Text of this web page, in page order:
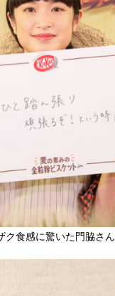
ク食感に驚いた門脇さん